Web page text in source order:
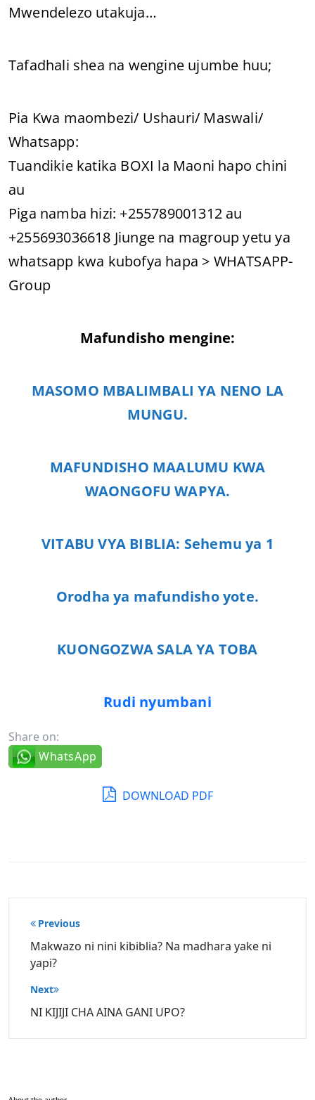
Mwendelezo utakuja…
Tafadhali shea na wengine ujumbe huu;
Pia Kwa maombezi/ Ushauri/ Maswali/
Whatsapp:
Tuandikie katika BOXI la Maoni hapo chini
au
Piga namba hizi: +255789001312 au
+255693036618 Jiunge na magroup yetu ya
whatsapp kwa kubofya hapa > WHATSAPP-
Group
Mafundisho mengine:
MASOMO MBALIMBALI YA NENO LA
MUNGU.
MAFUNDISHO MAALUMU KWA
WAONGOFU WAPYA.
VITABU VYA BIBLIA: Sehemu ya 1
Orodha ya mafundisho yote.
KUONGOZWA SALA YA TOBA
Rudi nyumbani
Share on:
WhatsApp
DOWNLOAD PDF
Post
navigation
Previous
Makwazo ni nini kibiblia? Na madhara yake ni
yapi?
Next
NI KIJIJI CHA AINA GANI UPO?